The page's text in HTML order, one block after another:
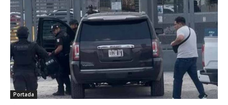
Portada